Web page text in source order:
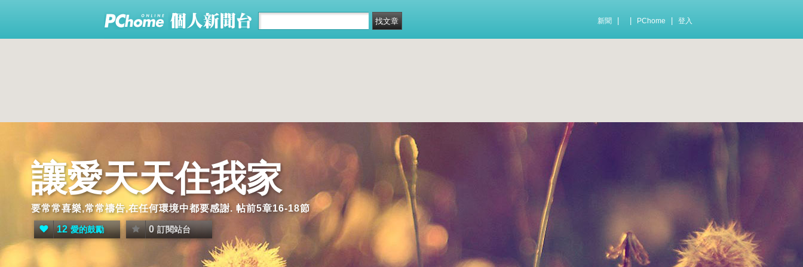
新聞 PChome 登入
讓愛天天住我家
要常常喜樂,常常禱告,在任何環境中都要感謝. 帖前5章16-18節
12 愛的鼓勵 0 訂閱站台